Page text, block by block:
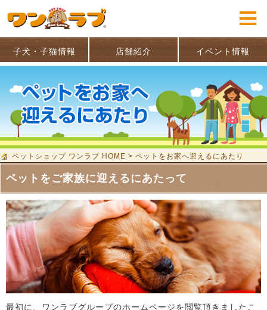
子犬・子猫情報 店舗紹介 イベント情報
ペットショップ ワンラブ HOME > ペットをお家へ迎えるにあたり
ペットをご家族に迎えるにあたって
最初に、ワンラブグループのホームページを閲覧頂きましたこ